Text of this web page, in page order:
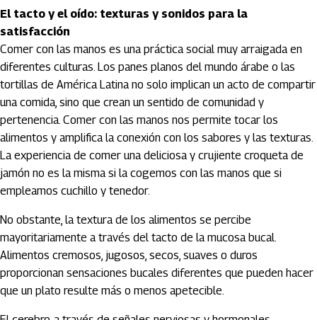
El tacto y el oído: texturas y sonidos para la
satisfacción
Comer con las manos es una práctica social muy arraigada en
diferentes culturas. Los panes planos del mundo árabe o las
tortillas de América Latina no solo implican un acto de compartir
una comida, sino que crean un sentido de comunidad y
pertenencia. Comer con las manos nos permite tocar los
alimentos y amplifica la conexión con los sabores y las texturas.
La experiencia de comer una deliciosa y crujiente croqueta de
jamón no es la misma si la cogemos con las manos que si
empleamos cuchillo y tenedor.
No obstante, la textura de los alimentos se percibe
mayoritariamente a través del tacto de la mucosa bucal.
Alimentos cremosos, jugosos, secos, suaves o duros
proporcionan sensaciones bucales diferentes que pueden hacer
que un plato resulte más o menos apetecible.